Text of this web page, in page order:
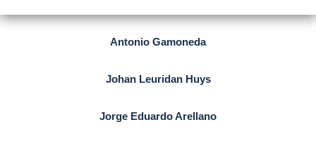
Antonio Gamoneda
Johan Leuridan Huys
Jorge Eduardo Arellano